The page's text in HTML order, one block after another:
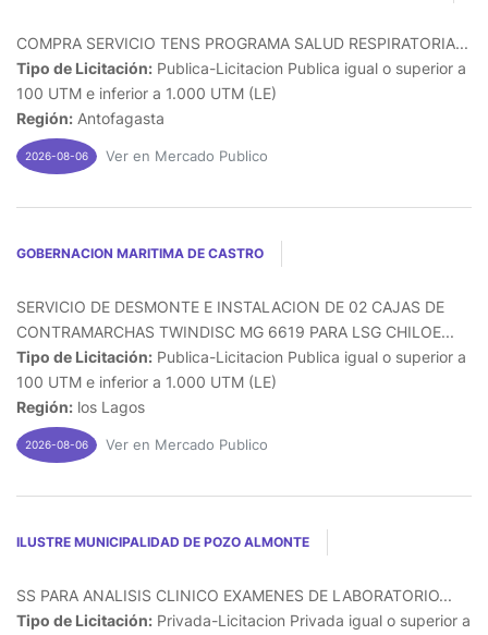
COMPRA SERVICIO TENS PROGRAMA SALUD RESPIRATORIA...
Tipo de Licitación: Publica-Licitacion Publica igual o superior a
100 UTM e inferior a 1.000 UTM (LE)
Región: Antofagasta
2026-08-06 Ver en Mercado Publico
GOBERNACION MARITIMA DE CASTRO
SERVICIO DE DESMONTE E INSTALACION DE 02 CAJAS DE
CONTRAMARCHAS TWINDISC MG 6619 PARA LSG CHILOE...
Tipo de Licitación: Publica-Licitacion Publica igual o superior a
100 UTM e inferior a 1.000 UTM (LE)
Región: los Lagos
2026-08-06 Ver en Mercado Publico
ILUSTRE MUNICIPALIDAD DE POZO ALMONTE
SS PARA ANALISIS CLINICO EXAMENES DE LABORATORIO...
Tipo de Licitación: Privada-Licitacion Privada igual o superior a